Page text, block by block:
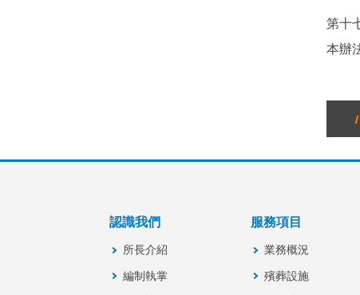
第十
本辦
認識我們
所長介紹
編制執掌
服務項目
業務概況
殯葬設施